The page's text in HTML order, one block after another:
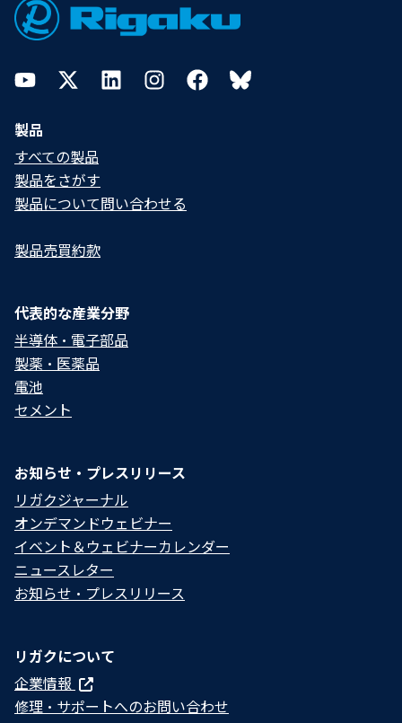
YouTubeTwitterLinkedInInstagramFacebookBluesky
製品
すべての製品
製品をさがす
製品について問い合わせる​
製品売買約款
代表的な産業分野
半導体・電子部品
製薬・医薬品
電池
セメント
お知らせ・プレスリリース
リガクジャーナル
オンデマンドウェビナー
イベント＆ウェビナーカレンダー
ニュースレター
お知らせ・プレスリリース
リガクについて
企業情報
修理・サポートへのお問い合わせ